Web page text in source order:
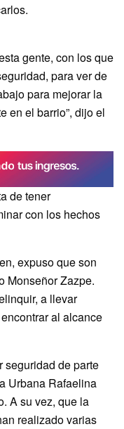
gente, con los que
para ver de
para mejorar la
en el barrio”, dijo el
de tener
con los hechos
expuso que son
Monseñor Zazpe.
a llevar
al alcance
seguridad de parte
Urbana Rafaelina
A su vez, que la
realizado varias